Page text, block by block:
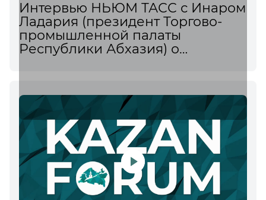
Интервью НЬЮМ ТАСС с Инаром
Ладария (президент Торгово-
промышленной палаты
Республики Абхазия) о